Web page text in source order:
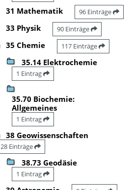
31 Mathematik 96 Einträge
33 Physik 90 Einträge
35 Chemie 117 Einträge
35.14 Elektrochemie
1 Eintrag
35.70 Biochemie:
Allgemeines
1 Eintrag
38 Geowissenschaften
28 Einträge
38.73 Geodäsie
1 Eintrag